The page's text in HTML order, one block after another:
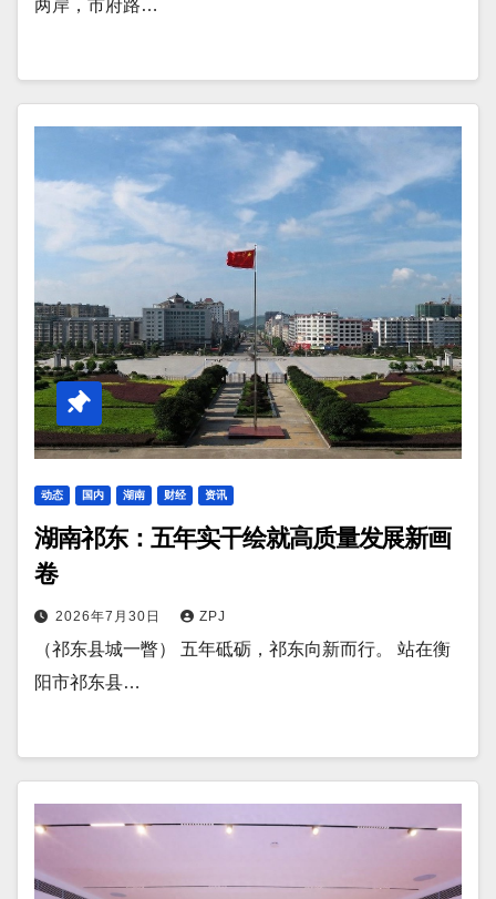
两岸，市府路…
动态 国内 湖南 财经 资讯
湖南祁东：五年实干绘就高质量发展新画
卷
2026年7月30日 ZPJ
（祁东县城一瞥） 五年砥砺，祁东向新而行。 站在衡
阳市祁东县…